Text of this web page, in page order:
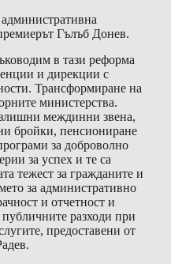
Гълъб Донев.
в тази реформа
и дирекции с
Трансформиране на
министерства.
междинни звена,
бройки, пенсиониране
за доброволно
за успех и те са
тежест за гражданите и
за административно
и отчетност и
разходи при
предоставени от